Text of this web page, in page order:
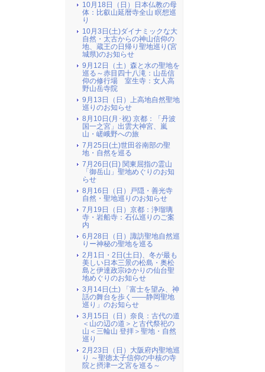
10月18日（日）日本仏教の母
体：比叡山延暦寺全山 瞑想巡
り
10月3日(土)ダイナミックな大
自然・太古からの神山信仰の
地、蔵王の日帰り聖地巡り(宮
城県)のお知らせ
9月12日（土）森と水の聖地を
巡る～赤目四十八滝：山岳信
仰の修行場 室生寺：女人高
野山岳寺院
9月13日（日）上高地自然聖地
巡りのお知らせ
8月10日(月･祝) 京都：「丹波
国一之宮」出雲大神宮、嵐
山・嵯峨野への旅
7月25日(土)世田谷南部の聖
地・自然を巡る
7月26日(日) 関東屈指の霊山
「御岳山」聖地めぐりのお知
らせ
8月16日（日）戸隠・善光寺
自然・聖地巡りのお知らせ
7月19日（日）京都：浄瑠璃
寺・岩船寺：石仏巡りのご案
内
6月28日（日）諏訪聖地自然巡
りー神秘の聖地を巡る
2月1日・2日(土日)、冬が最も
美しい日本三景の松島・奥松
島と伊達政宗ゆかりの仙台聖
地めぐりのお知らせ
3月14日(土) 「富士を望み、神
話の舞台を歩く――静岡聖地
巡り」のお知らせ
3月15日（日）奈良：古代の道
＜山の辺の道＞と古代祭祀の
山＜三輪山 登拝＞聖地・自然
巡り
2月23日（日）大阪府内聖地巡
り ～聖徳太子信仰の中核の寺
院と摂津一之宮を巡る～